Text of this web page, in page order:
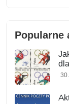
Popularne